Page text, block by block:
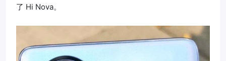
了 Hi Nova。